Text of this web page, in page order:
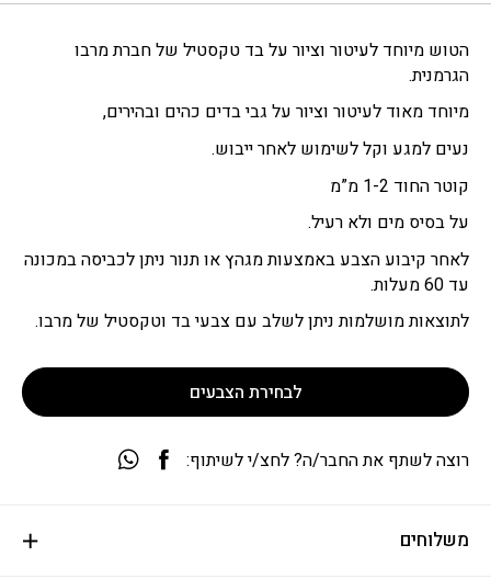
הטוש מיוחד לעיטור וציור על בד טקסטיל של חברת מרבו
הגרמנית.
מיוחד מאוד לעיטור וציור על גבי בדים כהים ובהירים,
נעים למגע וקל לשימוש לאחר ייבוש.
קוטר החוד 1-2 מ”מ
על בסיס מים ולא רעיל.
לאחר קיבוע הצבע באמצעות מגהץ או תנור ניתן לכביסה במכונה
עד 60 מעלות.
לתוצאות מושלמות ניתן לשלב עם צבעי בד וטקסטיל של מרבו.
לבחירת הצבעים
משלוחים
רוצה לשתף את החבר/ה? לחצ/י לשיתוף: